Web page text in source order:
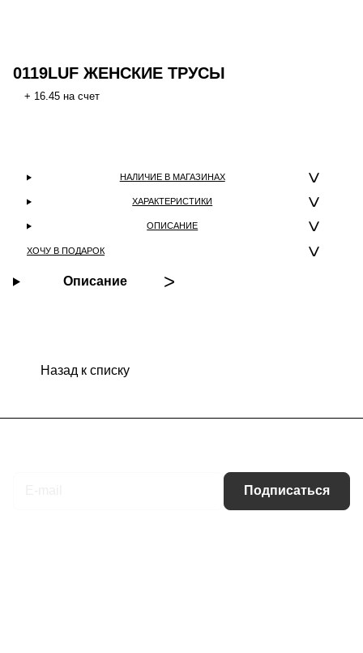
0119LUF ЖЕНСКИЕ ТРУСЫ
+ 16.45 на счет
НАЛИЧИЕ В МАГАЗИНАХ
ХАРАКТЕРИСТИКИ
ОПИСАНИЕ
ХОЧУ В ПОДАРОК
Описание
Назад к списку
Подписаться